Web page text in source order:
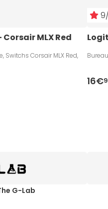
Corsair MLX Red
Switchs Corsair MLX Red,
16€
G-Lab